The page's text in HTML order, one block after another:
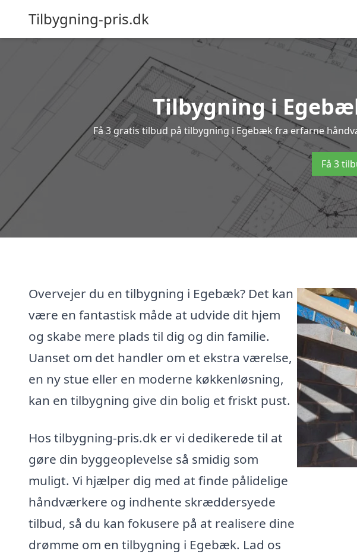
Tilbygning-pris.dk
Tilbygning i
Få 3 gratis tilbud på tilbygning i Egebæk fra erfarne
Få 3
Overvejer du en tilbygning i Egebæk? Det kan
være en fantastisk måde at udvide dit hjem
og skabe mere plads til dig og din familie.
Uanset om det handler om et ekstra værelse,
en ny stue eller en moderne køkkenløsning,
kan en tilbygning give din bolig et friskt pust.
Hos tilbygning-pris.dk er vi dedikerede til at
gøre din byggeoplevelse så smidig som
muligt. Vi hjælper dig med at finde pålidelige
håndværkere og indhente skræddersyede
tilbud, så du kan fokusere på at realisere dine
drømme om en tilbygning i Egebæk. Lad os